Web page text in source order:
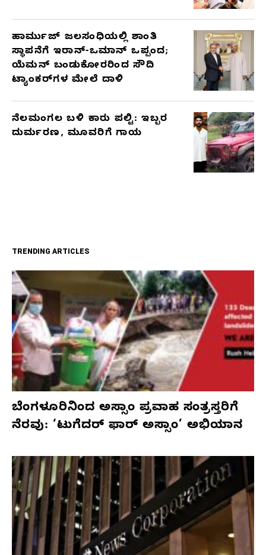
ಹಾರ್ಮುಜ್ ಜಲಸಂಧಿಯಲ್ಲಿ ಶಾಂತಿ
ಸ್ಥಾಪನೆಗೆ ಇರಾನ್-ಒಮಾನ್ ಒಪ್ಪಂದ;
ಯೆಮನ್ ಬಂಡುಕೋರರಿಂದ ಸೌದಿ
ಟ್ಯಾಂಕರ್‌ಗಳ ಮೇಲೆ ದಾಳಿ
ನೆಲಮಂಗಲ ಬಳಿ ಕಾರು ಪಲ್ಟಿ: ಇಬ್ಬರ
ದುರ್ಮರಣ, ಮೂವರಿಗೆ ಗಾಯ
TRENDING ARTICLES
ಬೆಂಗಳೂರಿನಿಂದ ಅಸ್ಸಾಂ ಪ್ರವಾಹ ಸಂತ್ರಸ್ತರಿಗೆ
ನೆರವು: ‘ಟುಗೆದರ್ ಫಾರ್ ಅಸ್ಸಾಂ’ ಅಭಿಯಾನ